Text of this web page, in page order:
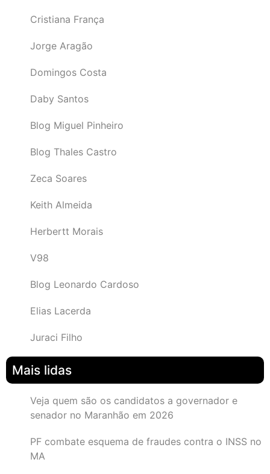
Cristiana França
Jorge Aragão
Domingos Costa
Daby Santos
Blog Miguel Pinheiro
Blog Thales Castro
Zeca Soares
Keith Almeida
Herbertt Morais
V98
Blog Leonardo Cardoso
Elias Lacerda
Juraci Filho
Mais lidas
Veja quem são os candidatos a governador e
senador no Maranhão em 2026
PF combate esquema de fraudes contra o INSS no
MA